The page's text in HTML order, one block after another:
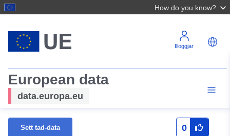
How do you know?
Illoggjar
European data
data.europa.eu
Sett tad-data 0